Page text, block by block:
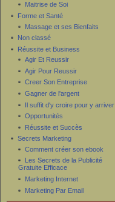
Maitrise de Soi
Forme et Santé
Massage et ses Bienfaits
Non classé
Réussite et Business
Agir Et Reussir
Agir Pour Reussir
Creer Son Entreprise
Gagner de l'argent
Il suffit d'y croire pour y arriver
Opportunités
Réussite et Succès
Secrets Marketing
Comment créer son ebook
Les Secrets de la Publicité
Gratuite Efficace
Marketing Internet
Marketing Par Email